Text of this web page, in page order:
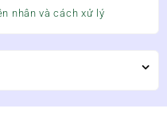
nhân và cách xử lý